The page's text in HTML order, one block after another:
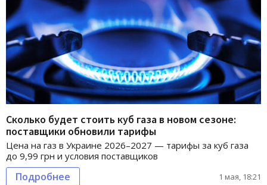
Сколько будет стоить куб газа в новом сезоне:
поставщики обновили тарифы
Цена на газ в Украине 2026–2027 — тарифы за куб газа
до 9,99 грн и условия поставщиков
Подробнее 1 мая, 18:21